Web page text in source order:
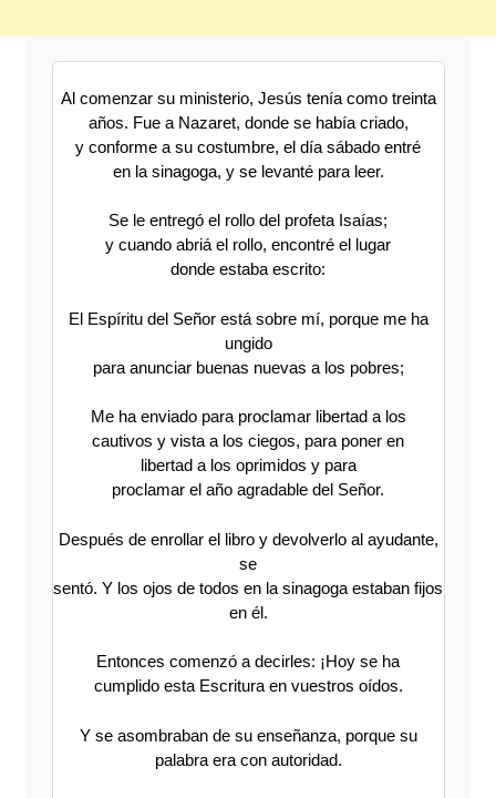
Al comenzar su ministerio, Jesús tenía como treinta
años. Fue a Nazaret, donde se había criado,
y conforme a su costumbre, el día sábado entré
en la sinagoga, y se levanté para leer.
Se le entregó el rollo del profeta Isaías;
y cuando abriá el rollo, encontré el lugar
donde estaba escrito:
El Espíritu del Señor está sobre mí, porque me ha
ungido
para anunciar buenas nuevas a los pobres;
Me ha enviado para proclamar libertad a los
cautivos y vista a los ciegos, para poner en
libertad a los oprimidos y para
proclamar el año agradable del Señor.
Después de enrollar el libro y devolverlo al ayudante,
se
sentó. Y los ojos de todos en la sinagoga estaban fijos
en él.
Entonces comenzó a decirles: ¡Hoy se ha
cumplido esta Escritura en vuestros oídos.
Y se asombraban de su enseñanza, porque su
palabra era con autoridad.